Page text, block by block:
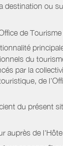
destination ou
de
du
par la
de
du présent
auprès de